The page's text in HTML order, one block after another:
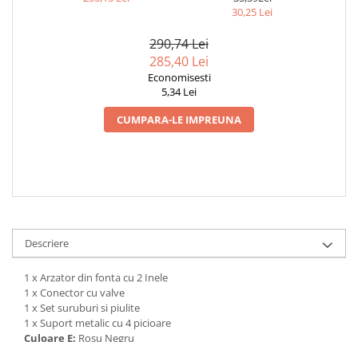
Zdrobitoare electrice & manuale
Zdrobitoare manuale
Masini de cusut si accesorii
Suflante si aspiratoare exterior
Unelte manuale de gradina -
Stropitori
Folie si plase pt plante
Masini de maturat manuale
30,25 Lei
290,74 Lei
285,40 Lei
Economisesti
5,34 Lei
CUMPARA-LE IMPREUNA
Descriere
1 x Arzator din fonta cu 2 Inele
1 x Conector cu valve
1 x Set suruburi si piulite
1 x Suport metalic cu 4 picioare
Culoare E: Rosu Negru